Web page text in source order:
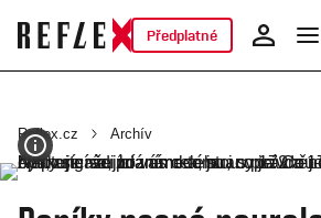
Předplatné
Reflex.cz Archív